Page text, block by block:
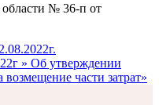
№ 36-п от
» Об утверждении
части затрат»